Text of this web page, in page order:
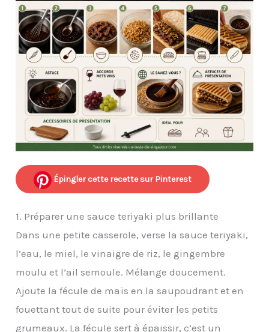
Épingler cette recette sur Pinterest
1. Préparer une sauce teriyaki plus brillante
Dans une petite casserole, verse la sauce teriyaki,
l’eau, le miel, le vinaigre de riz, le gingembre
moulu et l’ail semoule. Mélange doucement.
Ajoute la fécule de maïs en la saupoudrant et en
fouettant tout de suite pour éviter les petits
grumeaux. La fécule sert à épaissir, c’est un